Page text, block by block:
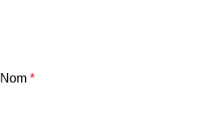
Nom *